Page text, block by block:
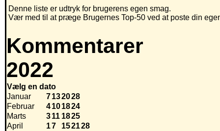
Denne liste er udtryk for brugerens egen smag.
Vær med til at præge Brugernes Top-50 ved at poste din
Kommentarer
2022
Vælg en dato
Januar
7132028
Februar
4101824
Marts
311 1825
April
17 152128